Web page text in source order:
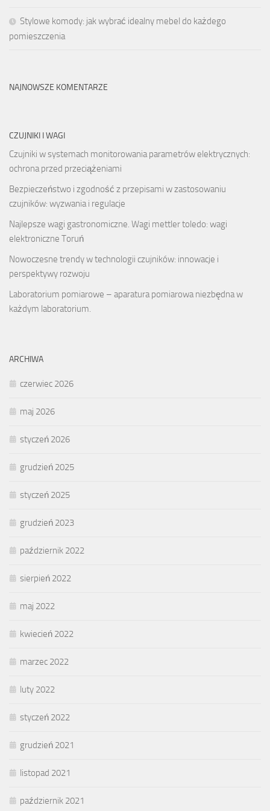
Stylowe komody: jak wybrać idealny mebel do każdego
pomieszczenia
NAJNOWSZE KOMENTARZE
CZUJNIKI I WAGI
Czujniki w systemach monitorowania parametrów elektrycznych:
ochrona przed przeciążeniami
Bezpieczeństwo i zgodność z przepisami w zastosowaniu
czujników: wyzwania i regulacje
Najlepsze wagi gastronomiczne. Wagi mettler toledo: wagi
elektroniczne Toruń
Nowoczesne trendy w technologii czujników: innowacje i
perspektywy rozwoju
Laboratorium pomiarowe – aparatura pomiarowa niezbędna w
każdym laboratorium.
ARCHIWA
czerwiec 2026
maj 2026
styczeń 2026
grudzień 2025
styczeń 2025
grudzień 2023
październik 2022
sierpień 2022
maj 2022
kwiecień 2022
marzec 2022
luty 2022
styczeń 2022
grudzień 2021
listopad 2021
październik 2021